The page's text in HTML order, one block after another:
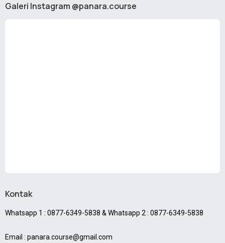
Galeri Instagram @panara.course
Kontak
Whatsapp 1 : 0877-6349-5838 & Whatsapp 2 : 0877-6349-5838
Email : panara.course@gmail.com